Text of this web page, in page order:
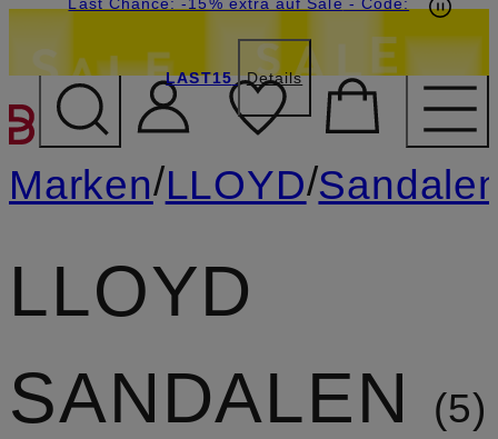
ZUM HAUPTINHALT
LAST15 Details
Marken/LLOYD/
LLOYD
SANDALEN
5